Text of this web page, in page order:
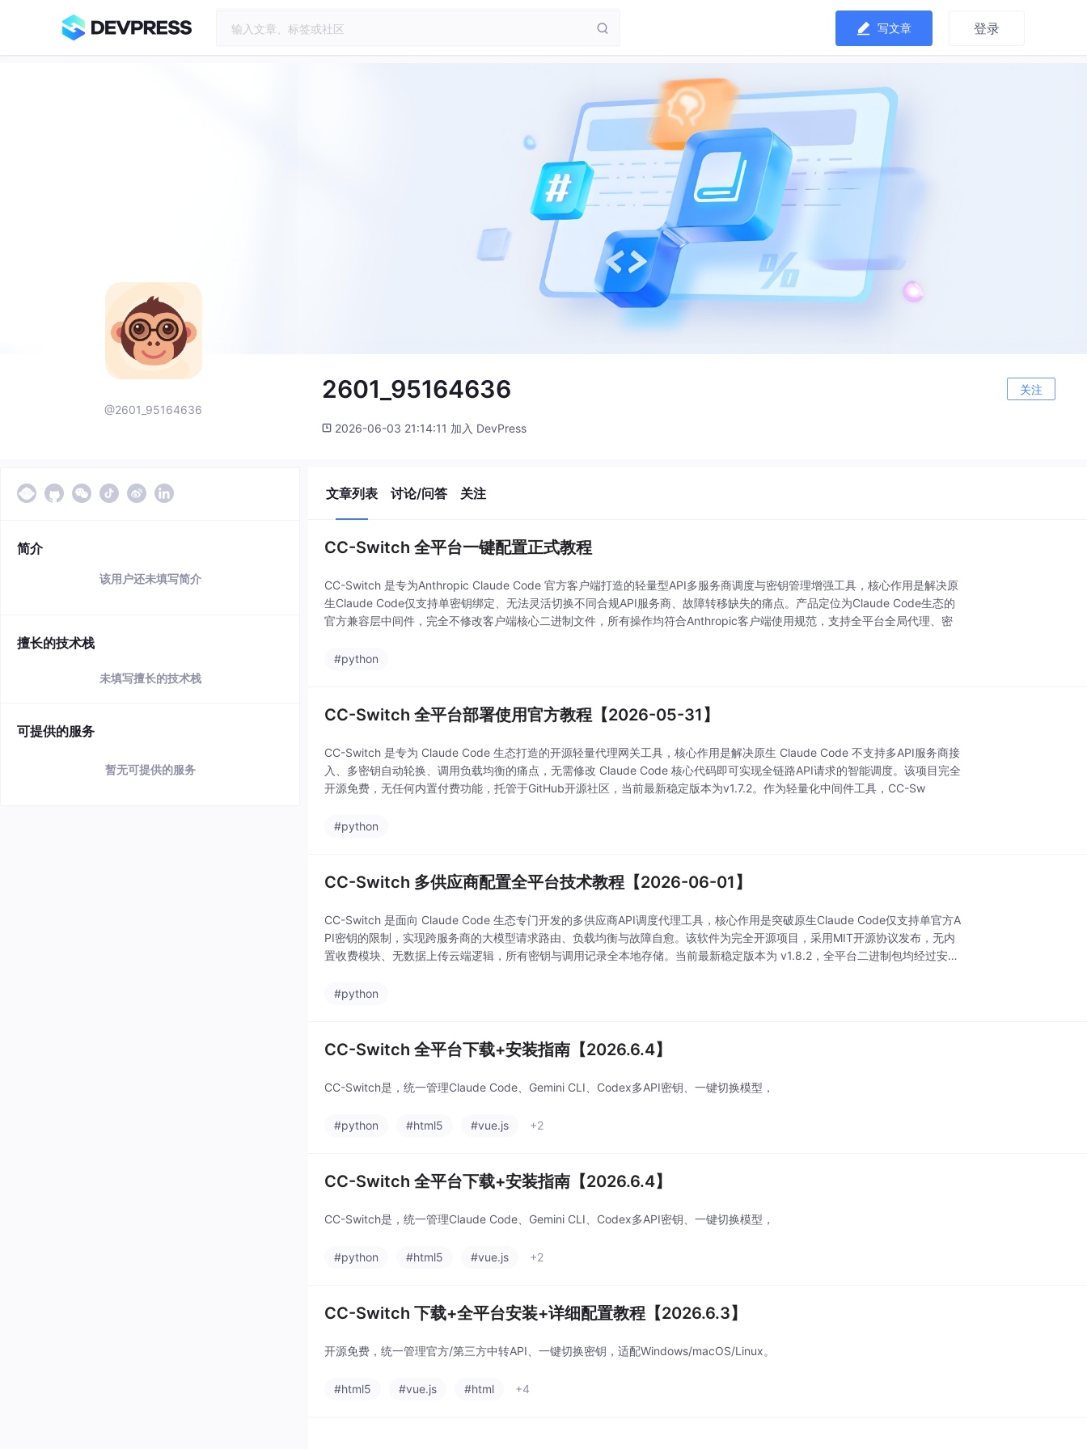
写文章 登录
@2601_95164636
2601_95164636 关注
2026-06-03 21:14:11 加入 DevPress
简介
该用户还未填写简介
擅长的技术栈
未填写擅长的技术栈
可提供的服务
暂无可提供的服务
文章列表 讨论/问答 关注
CC-Switch 全平台一键配置正式教程
CC-Switch 是专为Anthropic Claude Code 官方客户端打造的轻量型API多服务商调度与密钥管理增强工具，核心作用是解决原
生Claude Code仅支持单密钥绑定、无法灵活切换不同合规API服务商、故障转移缺失的痛点。产品定位为Claude Code生态的
官方兼容层中间件，完全不修改客户端核心二进制文件，所有操作均符合Anthropic客户端使用规范，支持全平台全局代理、密
#python
CC-Switch 全平台部署使用官方教程【2026-05-31】
CC-Switch 是专为 Claude Code 生态打造的开源轻量代理网关工具，核心作用是解决原生 Claude Code 不支持多API服务商接
入、多密钥自动轮换、调用负载均衡的痛点，无需修改 Claude Code 核心代码即可实现全链路API请求的智能调度。该项目完全
开源免费，无任何内置付费功能，托管于GitHub开源社区，当前最新稳定版本为v1.7.2。作为轻量化中间件工具，CC-Sw
#python
CC-Switch 多供应商配置全平台技术教程【2026-06-01】
CC-Switch 是面向 Claude Code 生态专门开发的多供应商API调度代理工具，核心作用是突破原生Claude Code仅支持单官方A
PI密钥的限制，实现跨服务商的大模型请求路由、负载均衡与故障自愈。该软件为完全开源项目，采用MIT开源协议发布，无内
置收费模块、无数据上传云端逻辑，所有密钥与调用记录全本地存储。当前最新稳定版本为 v1.8.2，全平台二进制包均经过安全
#python
CC-Switch 全平台下载+安装指南【2026.6.4】
CC-Switch是，统一管理Claude Code、Gemini CLI、Codex多API密钥、一键切换模型，
#python #html5 #vue.js +2
CC-Switch 全平台下载+安装指南【2026.6.4】
CC-Switch是，统一管理Claude Code、Gemini CLI、Codex多API密钥、一键切换模型，
#python #html5 #vue.js +2
CC-Switch 下载+全平台安装+详细配置教程【2026.6.3】
开源免费，统一管理官方/第三方中转API、一键切换密钥，适配Windows/macOS/Linux。
#html5 #vue.js #html +4